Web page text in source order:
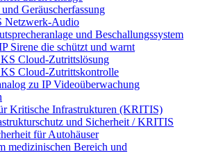
Geräuscherfassung
Netzwerk-Audio
und Beschallungssystem
Sirene die schützt und warnt
Cloud-Zutrittslösung
KS Cloud-Zutrittskontrolle
zu IP Videoüberwachung
Kritische Infrastrukturen (KRITIS)
und Sicherheit / KRITIS
für Autohäuser
medizinischen Bereich und